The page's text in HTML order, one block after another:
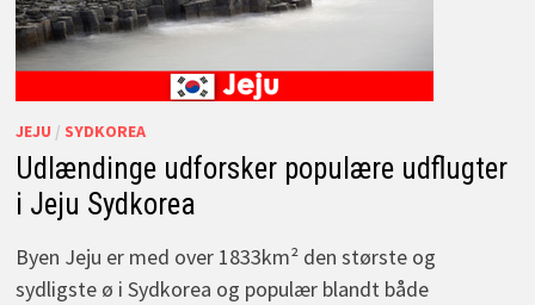
JEJU / SYDKOREA
Udlændinge udforsker populære udflugter
i Jeju Sydkorea
Byen Jeju er med over 1833km² den største og
sydligste ø i Sydkorea og populær blandt både